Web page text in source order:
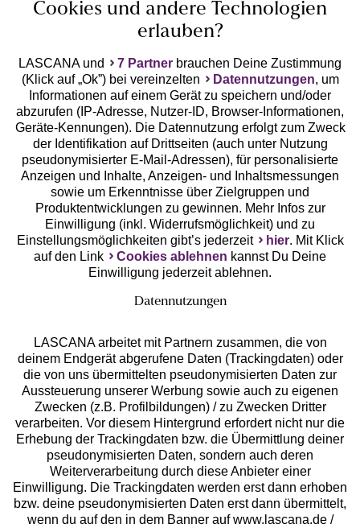
Geprüfte Sicherheit
Unsere Apps
Services
Beratung
Über uns
Rechtliches
Cookies und andere Technologien
erlauben?
LASCANA und 7 Partner brauchen Deine Zustimmung
(Klick auf „Ok”) bei vereinzelten
Datennutzungen, um
Informationen auf einem Gerät zu speichern und/oder
abzurufen (IP-Adresse, Nutzer-ID, Browser-Informationen,
Geräte-Kennungen). Die Datennutzung erfolgt zum Zweck
der Identifikation auf Drittseiten (auch unter Nutzung
pseudonymisierter E-Mail-Adressen), für personalisierte
Anzeigen und Inhalte, Anzeigen- und Inhaltsmessungen
sowie um Erkenntnisse über Zielgruppen und
Produktentwicklungen zu gewinnen. Mehr Infos zur
Einwilligung (inkl. Widerrufsmöglichkeit) und zu
Einstellungsmöglichkeiten gibt’s jederzeit
hier. Mit Klick
auf den Link
Cookies ablehnen kannst Du Deine
Einwilligung jederzeit ablehnen.
Datennutzungen
LASCANA arbeitet mit Partnern zusammen, die von
deinem Endgerät abgerufene Daten (Trackingdaten) oder
die von uns übermittelten pseudonymisierten Daten zur
Aussteuerung unserer Werbung sowie auch zu eigenen
Zwecken (z.B. Profilbildungen) / zu Zwecken Dritter
verarbeiten. Vor diesem Hintergrund erfordert nicht nur die
Erhebung der Trackingdaten bzw. die Übermittlung deiner
pseudonymisierten Daten, sondern auch deren
Weiterverarbeitung durch diese Anbieter einer
Einwilligung. Die Trackingdaten werden erst dann erhoben
bzw. deine pseudonymisierten Daten erst dann übermittelt,
wenn du auf den in dem Banner auf www.lascana.de /